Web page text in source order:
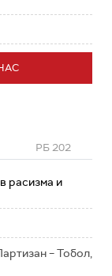
РБ 202
расизма и
– Тобол,